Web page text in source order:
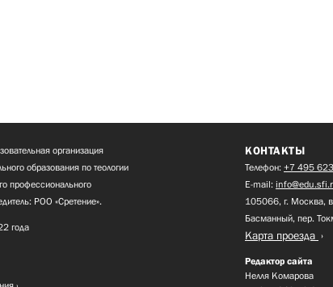
организация
образования по теологии
профессионального
РОО «Сретение».
года
КОНТАКТЫ
Телефон: +7 495
E-mail:
105066, г. Москва,
Басманный, пер.
Карта проезда
Редактор сайта
Нелля Комарова